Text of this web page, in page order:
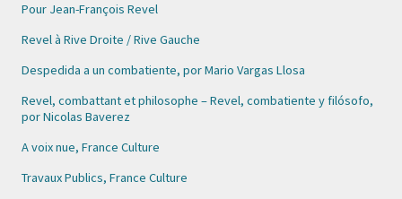
Pour Jean-François Revel
Revel à Rive Droite / Rive Gauche
Despedida a un combatiente, por Mario Vargas Llosa
Revel, combattant et philosophe – Revel, combatiente y filósofo,
por Nicolas Baverez
A voix nue, France Culture
Travaux Publics, France Culture